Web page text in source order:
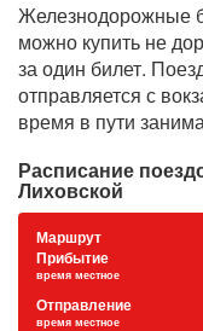
Железнодорожные
можно купить не
за один билет.
отправляется с
время в пути
Расписание
Лиховской
Маршрут
Прибытие
время местное
Отправление
время местное